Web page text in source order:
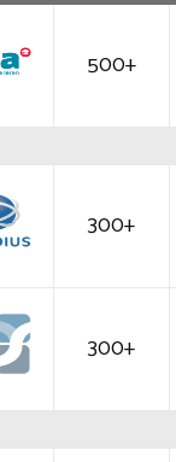
500+
300+
300+